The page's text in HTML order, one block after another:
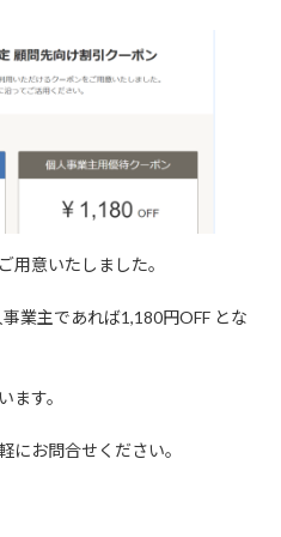
用意いたしました。
業主であれば1,180円OFF とな
ます。
にお問合せください。